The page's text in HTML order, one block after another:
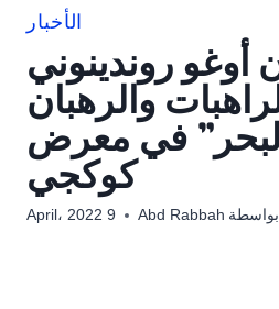
الأخبار
أوغو روندينوني
والرهبان
في معرض
كوكجي
بواسطة Abd Rabbah 9 April، 2022